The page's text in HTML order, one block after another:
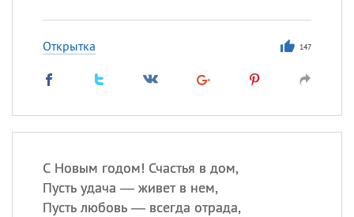
Открытка 147
С Новым годом! Счастья в дом,
Пусть удача — живет в нем,
Пусть любовь — всегда отрада,